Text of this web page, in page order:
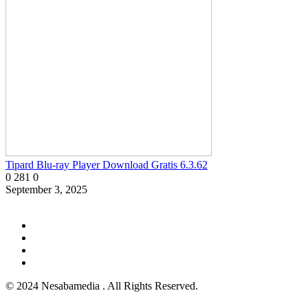
Tipard Blu-ray Player Download Gratis 6.3.62
0 281 0
September 3, 2025
© 2024 Nesabamedia . All Rights Reserved.